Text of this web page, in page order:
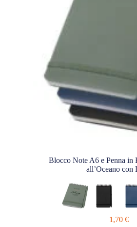
Blocco Note A6 e Penna in
all’Oceano con
1,70 €